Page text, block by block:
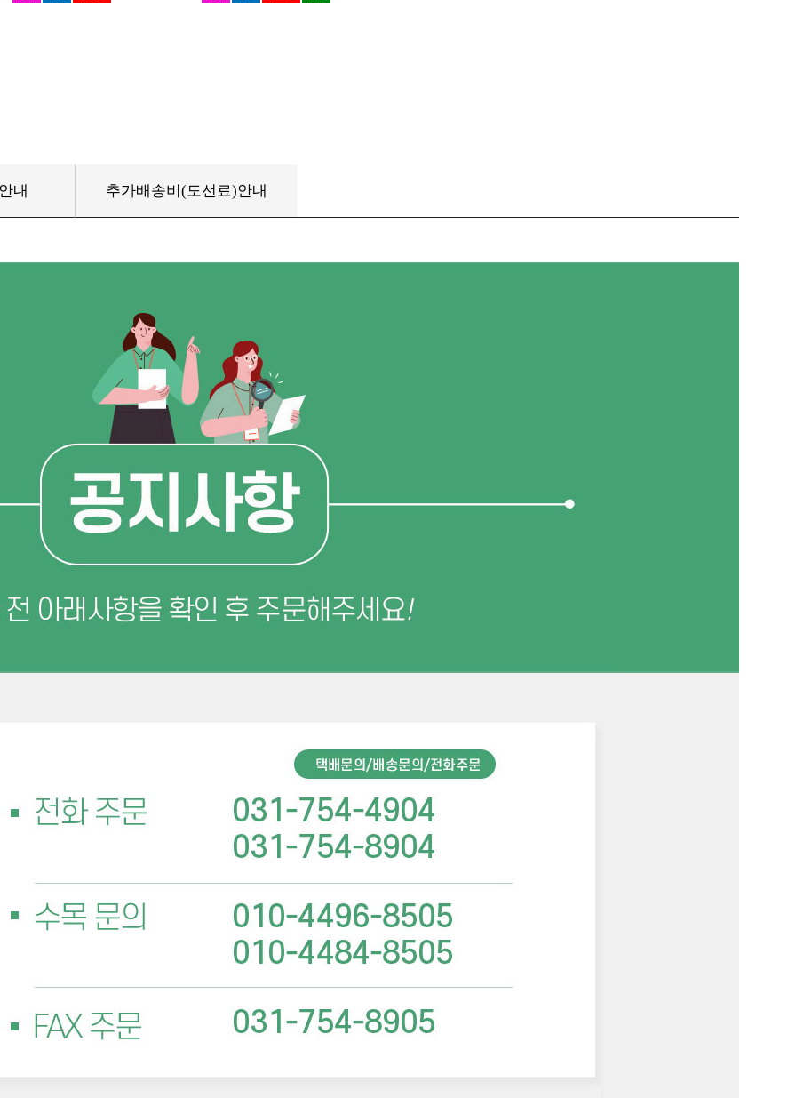
내 추가배송비(도선료)안내